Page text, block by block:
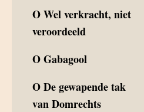
OWel verkracht, niet
veroordeeld
OGabagool
ODe gewapende tak
van Domrechts